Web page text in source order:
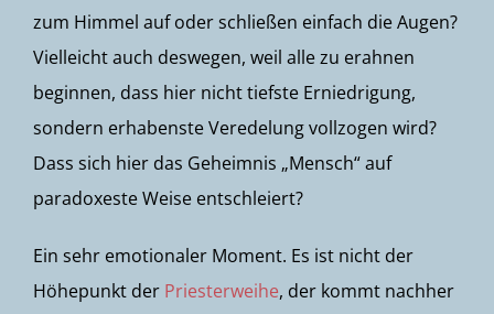
zum Himmel auf oder schließen einfach die Augen?
Vielleicht auch deswegen, weil alle zu erahnen
beginnen, dass hier nicht tiefste Erniedrigung,
sondern erhabenste Veredelung vollzogen wird?
Dass sich hier das Geheimnis „Mensch“ auf
paradoxeste Weise entschleiert?
Ein sehr emotionaler Moment. Es ist nicht der
Höhepunkt der Priesterweihe, der kommt nachher